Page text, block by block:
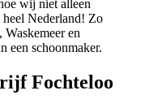
wij niet alleen
heel Nederland! Zo
en
een schoonmaker.
Fochteloo